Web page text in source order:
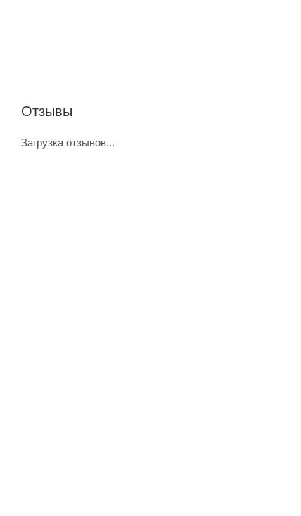
Отзывы
Загрузка отзывов...